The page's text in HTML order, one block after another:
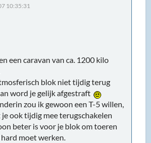
10:35:31
een caravan van ca. 1200 kilo
blok niet tijdig terug
word je gelijk afgestraft
zou ik gewoon een T-5 willen,
ook tijdig mee terugschakelen
beter is voor je blok om toeren
moet werken.